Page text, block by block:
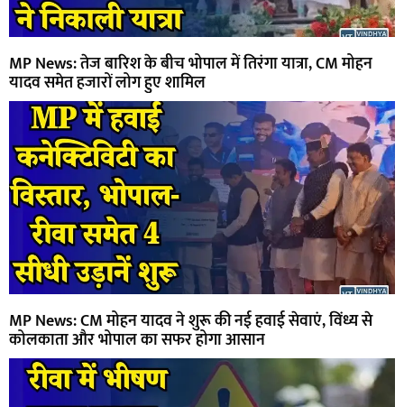
MP News: तेज बारिश के बीच भोपाल में तिरंगा यात्रा, CM मोहन
यादव समेत हजारों लोग हुए शामिल
MP News: CM मोहन यादव ने शुरू की नई हवाई सेवाएं, विंध्य से
कोलकाता और भोपाल का सफर होगा आसान